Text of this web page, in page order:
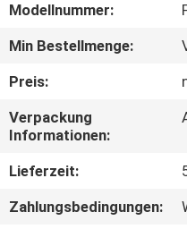
FABRIK-
TOUR
KONTAKTIERE
Modellnummer:
Min Bestellmenge:
Preis:
Verpackung
Informationen:
Lieferzeit:
Zahlungsbedingungen: